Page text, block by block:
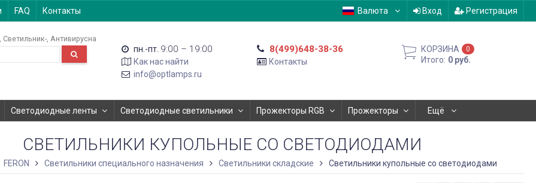
FAQ Контакты Валюта Вход Регистрация
Светильник- Антивирусна
пн.-пт. 9:00 – 19:00
Как нас найти
info@optlamps.ru
8(499)648-38-36
Контакты
КОРЗИНА 0
Итого: 0 руб.
Светодиодные ленты Светодиодные светильники Прожекторы RGB Прожекторы Ещё
СВЕТИЛЬНИКИ КУПОЛЬНЫЕ СО СВЕТОДИОДАМИ
FERON Светильники специального назначения Светильники складские Светильники купольные со светодиодами